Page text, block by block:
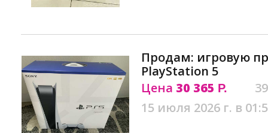
Продам: игровую
PlayStation 5
Цена 30 365 Р.
15 июля 2026 г. в